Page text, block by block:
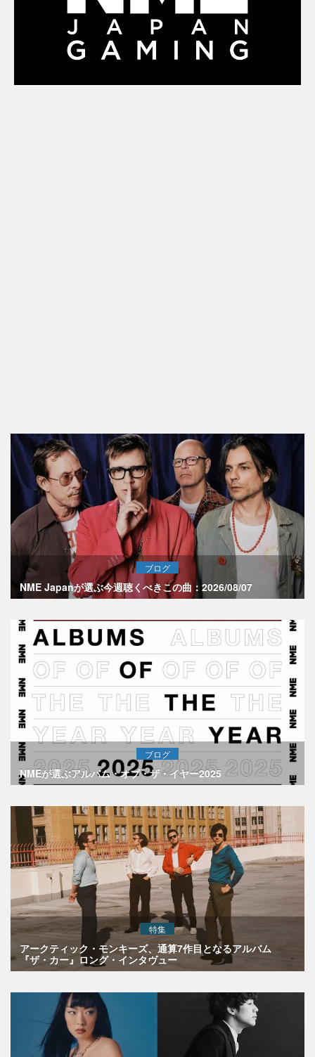
ブログ
NME Japanが選ぶ今週聴くべきこの曲：2026/08/07
ブログ
NMEが選ぶアルバム・オブ・ザ・イヤー2025
特集
アークティック・モンキーズ、通算7作目となるアルバム
『ザ・カー』ロング・インタヴュー